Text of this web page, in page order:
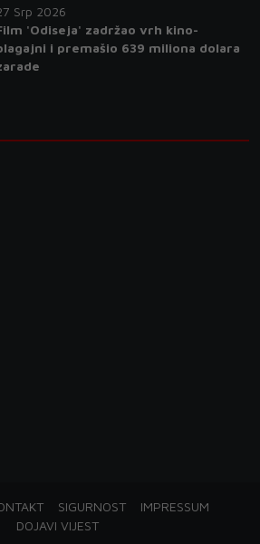
Srp 2026
'Odiseja' zadržao vrh kino-
i premašio 639 miliona dolara
SIGURNOST
IMPRESSUM
DOJAVI VIJEST